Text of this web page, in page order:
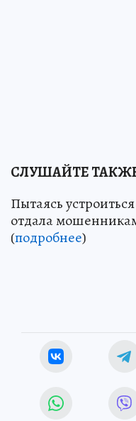
СЛУШАЙТЕ
Пытаясь
отдала
(подробнее)